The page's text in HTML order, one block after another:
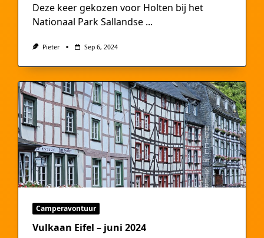
Deze keer gekozen voor Holten bij het
Nationaal Park Sallandse ...
Pieter Sep 6, 2024
Camperavontuur
Vulkaan Eifel – juni 2024